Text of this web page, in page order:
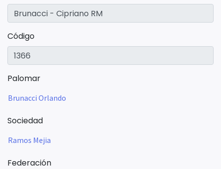
Código
Palomar
Brunacci Orlando
Sociedad
Ramos Mejia
Federación